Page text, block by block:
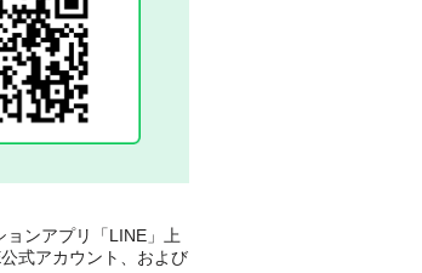
ンアプリ「LINE」上
式アカウント、および